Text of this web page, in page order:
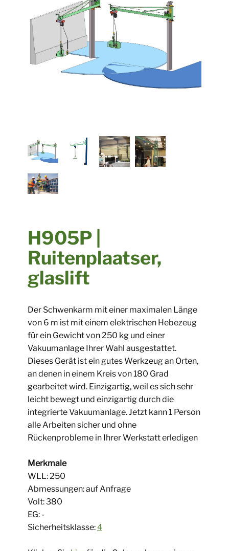
​​H905P |
Ruitenplaatser,
glaslift
​Der Schwenkarm mit einer maximalen Länge
von 6 m ist mit einem elektrischen Hebezeug
für ein Gewicht von 250 kg und einer
Vakuumanlage Ihrer Wahl ausgestattet.
Dieses Gerät ist ein gutes Werkzeug an Orten,
an denen in einem Kreis von 180 Grad
gearbeitet wird. Einzigartig, weil es sich sehr
leicht bewegt und einzigartig durch die
integrierte Vakuumanlage. Jetzt kann 1 Person
alle Arbeiten sicher und ohne
Rückenprobleme in Ihrer Werkstatt erledigen
Merkmale
WLL: ​250
Abmessungen: ​auf Anfrage
Volt: 380
EG: -
Sicherheitsklasse:4